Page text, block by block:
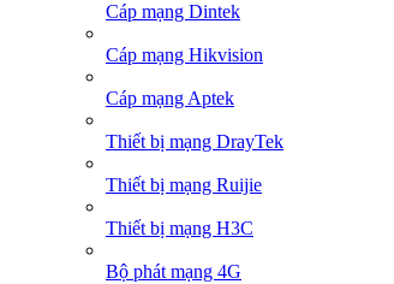
Cáp mạng Dintek
Cáp mạng Hikvision
Cáp mạng Aptek
Thiết bị mạng DrayTek
Thiết bị mạng Ruijie
Thiết bị mạng H3C
Bộ phát mạng 4G